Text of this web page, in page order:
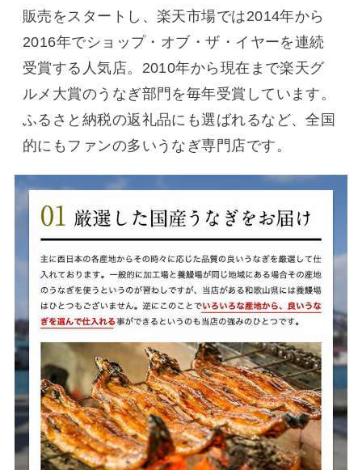
販売をスタートし、楽天市場では2014年から
2016年でショップ・オブ・ザ・イヤーを連続
受賞する人気店。2010年から現在まで楽天グ
ルメ大賞のうなぎ部門を毎年受賞しています。
ふるさと納税の返礼品にも選ばれるなど、全国
的にもファンの多いうなぎ専門店です。